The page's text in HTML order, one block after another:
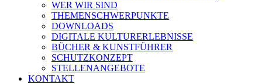
WER WIR SIND
THEMENSCHWERPUNKTE
DOWNLOADS
DIGITALE KULTURERLEBNISSE
BÜCHER & KUNSTFÜHRER
SCHUTZKONZEPT
STELLENANGEBOTE
KONTAKT